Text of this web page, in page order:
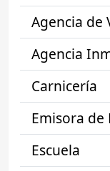
Agencia de
Agencia
Carnicería
Emisora de
Escuela